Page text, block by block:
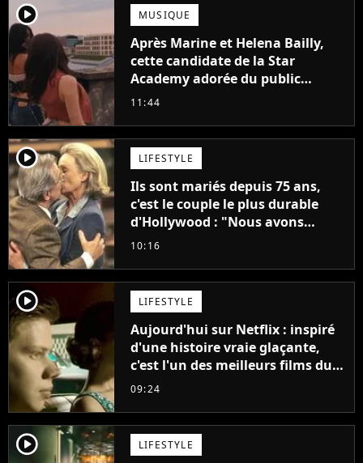
player2 MUSIQUE
Après Marine et Helena Bailly,
cette candidate de la Star
Academy adorée du public
annonce son premier album,
11:44
player2 LIFESTYLE
Ils sont mariés depuis 75 ans,
c'est le couple le plus durable
d'Hollywood : "Nous avons
avancé jour après jour, et les
décennies"
10:16
player2 LIFESTYLE
Aujourd'hui sur Netflix : inspiré
d'une histoire vraie glaçante,
c'est l'un des meilleurs films du
21ème siècle
09:24
player2 LIFESTYLE